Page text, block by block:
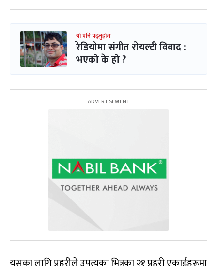
यो पनि पढ्नुहोस
रेडियोमा संगीत रोयल्टी विवाद :
भएको के हो ?